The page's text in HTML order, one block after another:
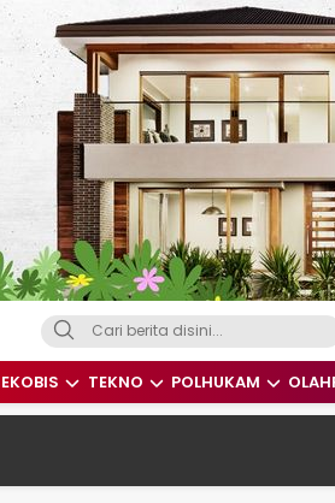
Indonesia dan Dunia
EKOBIS TEKNO POLHUKAM